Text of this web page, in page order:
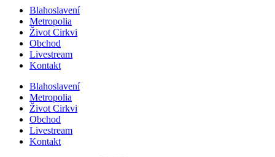
Blahoslavení
Metropolia
Život Cirkvi
Obchod
Livestream
Kontakt
Blahoslavení
Metropolia
Život Cirkvi
Obchod
Livestream
Kontakt